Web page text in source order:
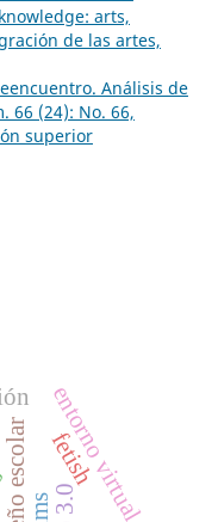
arts,
de las artes,
Análisis de
66 (24): No. 66,
superior
fetish
lmsentorno virtual